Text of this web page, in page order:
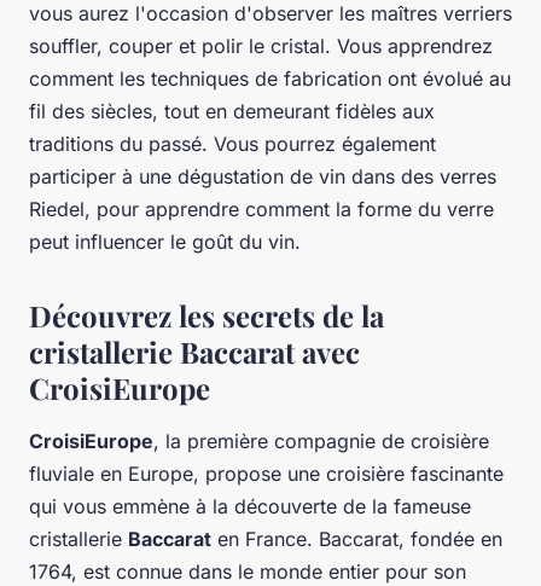
vous aurez l'occasion d'observer les maîtres verriers
souffler, couper et polir le cristal. Vous apprendrez
comment les techniques de fabrication ont évolué au
fil des siècles, tout en demeurant fidèles aux
traditions du passé. Vous pourrez également
participer à une dégustation de vin dans des verres
Riedel, pour apprendre comment la forme du verre
peut influencer le goût du vin.
Découvrez les secrets de la
cristallerie Baccarat avec
CroisiEurope
CroisiEurope, la première compagnie de croisière
fluviale en Europe, propose une croisière fascinante
qui vous emmène à la découverte de la fameuse
cristallerie Baccarat en France. Baccarat, fondée en
1764, est connue dans le monde entier pour son